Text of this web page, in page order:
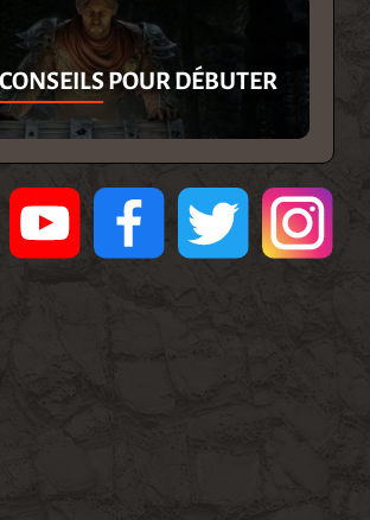
CONSEILS POUR DÉBUTER